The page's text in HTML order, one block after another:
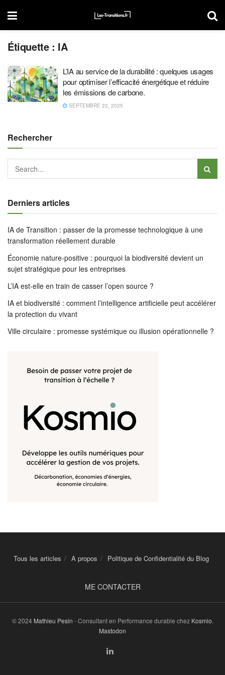
Étiquette : IA
L’IA au service de la durabilité : quelques usages
pour optimiser l’efficacité énergétique et réduire
les émissions de carbone.
SEPTEMBRE 22, 2025
Rechercher
Derniers articles
IA de Transition : passer de la promesse technologique à une
transformation réellement durable
Économie nature-positive : pourquoi la biodiversité devient un
sujet stratégique pour les entreprises
L’IA est-elle en train de casser l’open source ?
IA et biodiversité : comment l’intelligence artificielle peut accélérer
la protection du vivant
Ville circulaire : promesse systémique ou illusion opérationnelle ?
Tous les articles A propos Politique de Confidentialité du Blog
ME CONTACTER
© 2024 Mathieu Pesin - Consultant en Performance durable chez Kosmio.
Mastodon